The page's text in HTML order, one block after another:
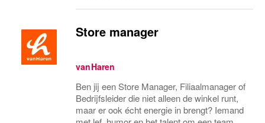
Store manager
vanHaren
Ben jij een Store Manager, Filiaalmanager of
Bedrijfsleider die niet alleen de winkel runt,
maar er ook écht energie in brengt? Iemand